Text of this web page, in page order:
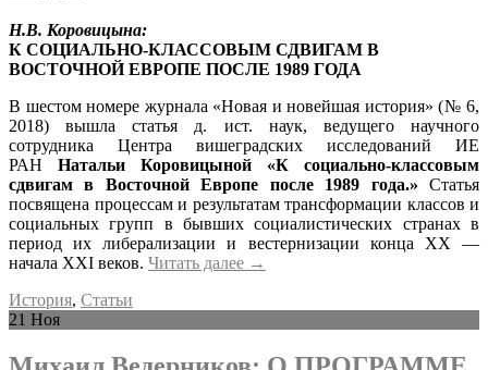
Н.В. Коровицына:
К СОЦИАЛЬНО-КЛАССОВЫМ СДВИГАМ В
ВОСТОЧНОЙ ЕВРОПЕ ПОСЛЕ 1989 ГОДА
В шестом номере журнала «Новая и новейшая история» (№ 6,
2018) вышла статья д. ист. наук, ведущего научного
сотрудника Центра вишеградских исследований ИЕ
РАН Натальи Коровицыной «К социально-классовым
сдвигам в Восточной Европе после 1989 года.» Статья
посвящена процессам и результатам трансформации классов и
социальных групп в бывших социалистических странах в
период их либерализации и вестернизации конца ХХ —
начала ХХI веков. Читать далее →
История, Статьи
21 Ноя